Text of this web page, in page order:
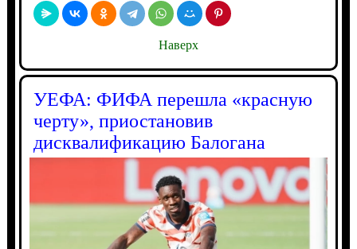
Наверх
УЕФА: ФИФА перешла «красную
черту», приостановив
дисквалификацию Балогана